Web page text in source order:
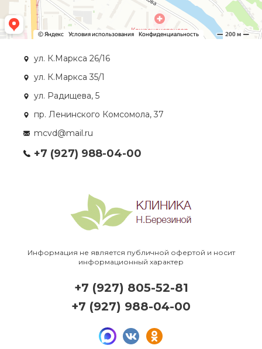
ул. К.Маркса 26/16
ул. К.Маркса 35/1
ул. Радищева, 5
пр. Ленинского Комсомола, 37
mcvd@mail.ru
+7 (927) 988-04-00
Информация не является публичной офертой и носит
информационный характер
+7 (927) 805-52-81
+7 (927) 988-04-00